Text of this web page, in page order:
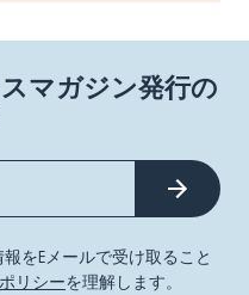
マガジン発行の
をEメールで受け取ること
リシーを理解します。